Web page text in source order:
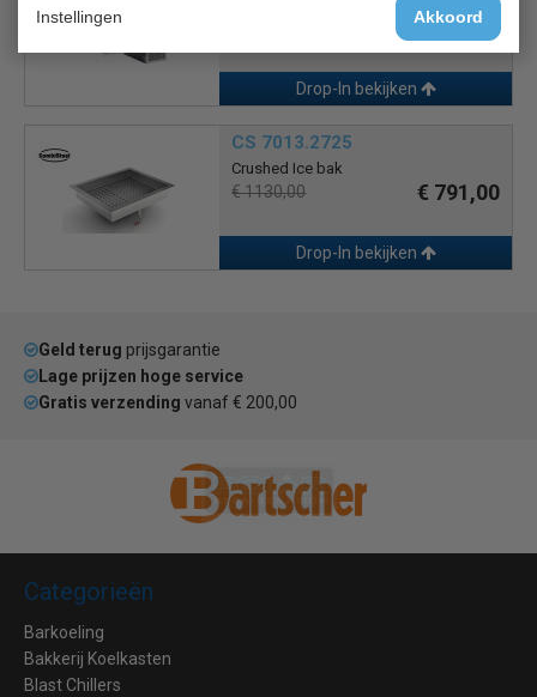
Instellingen Akkoord
€ 3066,00
Drop-In bekijken
CS 7013.2725
Crushed Ice bak
€ 1130,00 € 791,00
Drop-In bekijken
Geld terug prijsgarantie
Lage prijzen hoge service
Gratis verzending vanaf € 200,00
Categorieën
Barkoeling
Bakkerij Koelkasten
Blast Chillers